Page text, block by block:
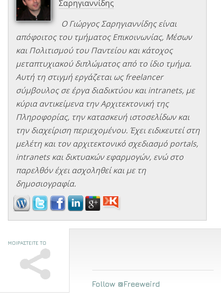
Σαρηγιαννίδης
Ο Γιώργος Σαρηγιαννίδης είναι
απόφοιτος του τμήματος Επικοινωνίας, Μέσων
και Πολιτισμού του Παντείου και κάτοχος
μεταπτυχιακού διπλώματος από το ίδιο τμήμα.
Αυτή τη στιγμή εργάζεται ως freelancer
σύμβουλος σε έργα διαδικτύου και intranets, με
κύρια αντικείμενα την Αρχιτεκτονική της
Πληροφορίας, την κατασκευή ιστοσελίδων και
την διαχείριση περιεχομένου. Έχει ειδικευτεί στη
μελέτη και τον αρχιτεκτονικό σχεδιασμό portals,
intranets και δικτυακών εφαρμογών, ενώ στο
παρελθόν έχει ασχοληθεί και με τη
δημοσιογραφία.
ΜΟΙΡΑΣΤΕΙΤΕ ΤΟ
Follow @Freeweird